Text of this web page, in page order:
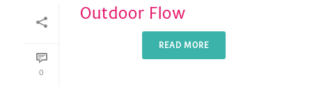
0
Outdoor Flow
READ MORE